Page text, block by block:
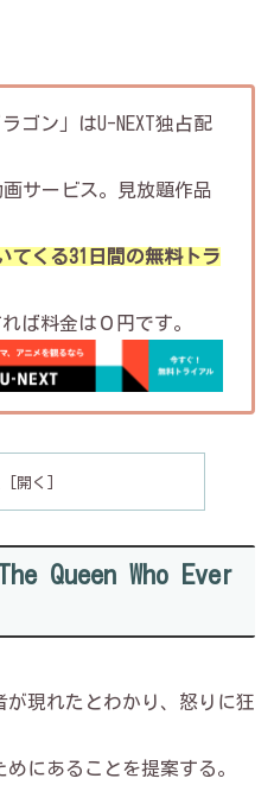
ゴン」はU-NEXT独占配
画サービス。見放題作品
てくる31日間の無料トラ
ば料金は０円です。
Queen Who Ever
現れたとわかり、怒りに狂
にあることを提案する。